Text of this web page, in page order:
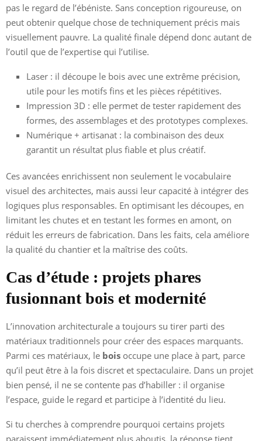
pas le regard de l’ébéniste. Sans conception rigoureuse, on
peut obtenir quelque chose de techniquement précis mais
visuellement pauvre. La qualité finale dépend donc autant de
l’outil que de l’expertise qui l’utilise.
Laser : il découpe le bois avec une extrême précision,
utile pour les motifs fins et les pièces répétitives.
Impression 3D : elle permet de tester rapidement des
formes, des assemblages et des prototypes complexes.
Numérique + artisanat : la combinaison des deux
garantit un résultat plus fiable et plus créatif.
Ces avancées enrichissent non seulement le vocabulaire
visuel des architectes, mais aussi leur capacité à intégrer des
logiques plus responsables. En optimisant les découpes, en
limitant les chutes et en testant les formes en amont, on
réduit les erreurs de fabrication. Dans les faits, cela améliore
la qualité du chantier et la maîtrise des coûts.
Cas d’étude : projets phares
fusionnant bois et modernité
L’innovation architecturale a toujours su tirer parti des
matériaux traditionnels pour créer des espaces marquants.
Parmi ces matériaux, le bois occupe une place à part, parce
qu’il peut être à la fois discret et spectaculaire. Dans un projet
bien pensé, il ne se contente pas d’habiller : il organise
l’espace, guide le regard et participe à l’identité du lieu.
Si tu cherches à comprendre pourquoi certains projets
paraissent immédiatement plus aboutis, la réponse tient